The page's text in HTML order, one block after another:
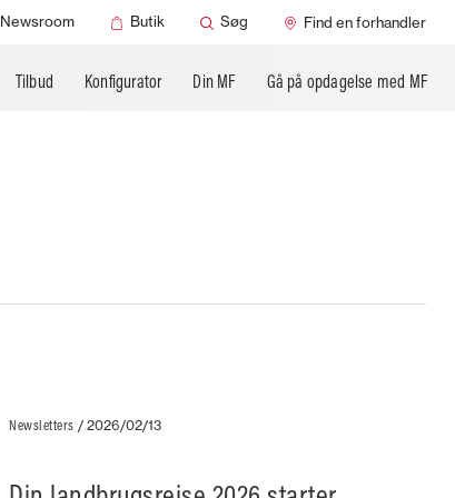
Newsroom Butik Søg Find en forhandler
Tilbud Konfigurator Din MF Gå på opdagelse med MF
SMART Safety
Newsletters / 2026/02/13